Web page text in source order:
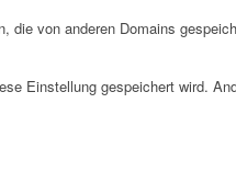
die von anderen Domains
Einstellung gespeichert wird.